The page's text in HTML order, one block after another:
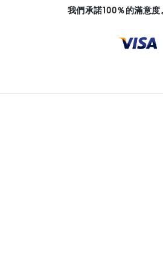
我們承諾100％的滿意